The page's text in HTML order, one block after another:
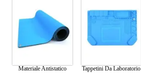
Materiale Antistatico Tappetini Da Laboratorio